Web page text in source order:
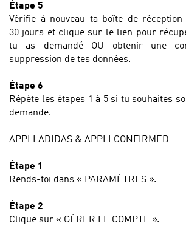
Étape 5
Vérifie à nouveau ta boîte de
30 jours et clique sur le lien pour
tu as demandé OU obtenir une
suppression de tes données.
Étape 6
Répète les étapes 1 à 5 si tu souhaites
demande.
APPLI ADIDAS & APPLI CONFIRMED
Étape 1
Rends-toi dans « PARAMÈTRES ».
Étape 2
Clique sur « GÉRER LE COMPTE ».